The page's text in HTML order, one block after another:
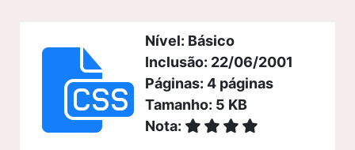
Nível: Básico
Inclusão: 22/06/2001
Páginas: 4 páginas
Tamanho: 5 KB
Nota: